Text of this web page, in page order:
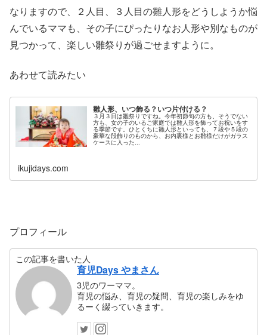
なりますので、２人目、３人目の雛人形をどうしようか悩
んでいるママも、その子にぴったりなお人形や別なものが
見つかって、楽しい雛祭りが過ごせますように。
あわせて読みたい
雛人形、いつ飾る？いつ片付ける？
３月３日は雛祭りですね。今年初節句の方も、そうでない
方も、女の子のいるご家庭では雛人形を飾ってお祝いをす
る季節です。ひとくちに雛人形といっても、７段や５段の
豪華な段飾りのものから、お内裏様とお雛様だけがガラス
ケースに入った...
ikujidays.com
プロフィール
この記事を書いた人
育児Days やまさん
3児のワーママ。
育児の悩み、育児の疑問、育児の楽しみをゆ
るーく綴っていきます。